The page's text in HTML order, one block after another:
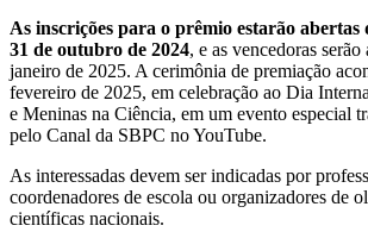
As inscrições para o prêmio estarão abertas
31 de outubro de 2024, e as vencedoras
janeiro de 2025. A cerimônia de premiação
fevereiro de 2025, em celebração ao Dia
e Meninas na Ciência, em um evento especial
pelo Canal da SBPC no YouTube.
As interessadas devem ser indicadas por
coordenadores de escola ou organizadores de
científicas nacionais.